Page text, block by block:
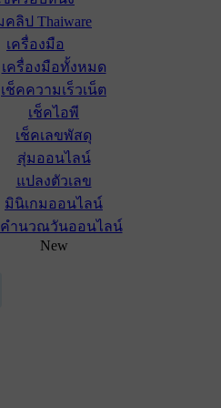
คลิป Thaiware
เครื่องมือ
เครื่องมือทั้งหมด
เช็คความเร็วเน็ต
เช็คไอพี
เช็คเลขพัสดุ
สุ่มออนไลน์
แปลงตัวเลข
มินิเกมออนไลน์
คำนวณวันออนไลน์
New